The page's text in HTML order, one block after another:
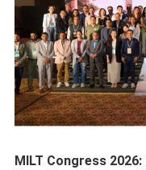
MILT Congress